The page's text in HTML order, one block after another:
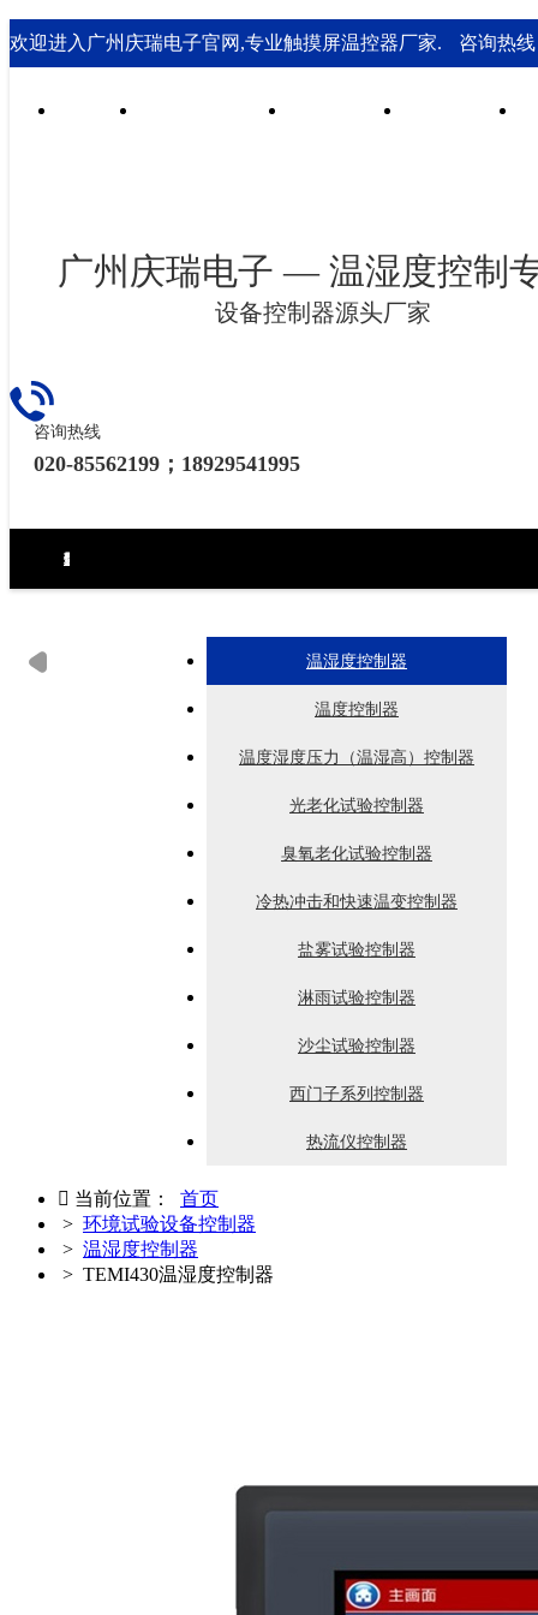
欢迎进入广州庆瑞电子官网,专业触摸屏温控器厂家. 咨询热线
广州庆瑞电子 — 温湿度控制
设备控制器源头厂家
咨询热线
020-85562199；18929541995
环境试验设备控制器
力学试验设备控制器
热泵（冷水机）控制器
食品烘焙设备控制器
工业烘烤设备控制器
生化药品类控制器
无纸记录仪
电房环境控制器
温湿度控制器
温度控制器
温度湿度压力（温湿高）控制器
光老化试验控制器
臭氧老化试验控制器
冷热冲击和快速温变控制器
盐雾试验控制器
淋雨试验控制器
沙尘试验控制器
西门子系列控制器
热流仪控制器
 当前位置： 首页
> 环境试验设备控制器
> 温湿度控制器
> TEMI430温湿度控制器